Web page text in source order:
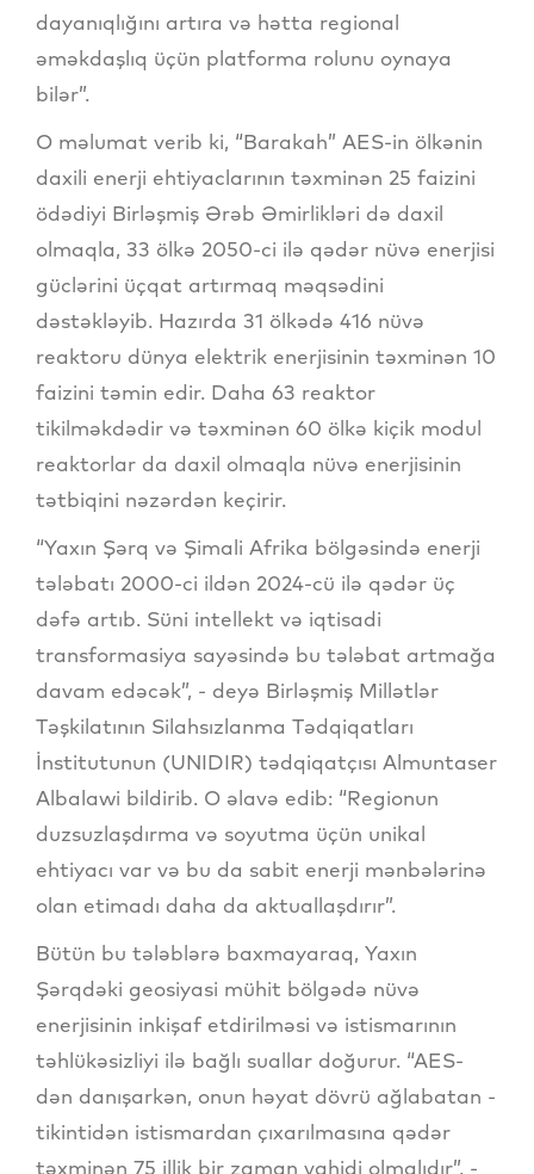
dayanıqlığını artıra və hətta regional
əməkdaşlıq üçün platforma rolunu oynaya
bilər”.
O məlumat verib ki, “Barakah” AES-in ölkənin
daxili enerji ehtiyaclarının təxminən 25 faizini
ödədiyi Birləşmiş Ərəb Əmirlikləri də daxil
olmaqla, 33 ölkə 2050-ci ilə qədər nüvə enerjisi
güclərini üçqat artırmaq məqsədini
dəstəkləyib. Hazırda 31 ölkədə 416 nüvə
reaktoru dünya elektrik enerjisinin təxminən 10
faizini təmin edir. Daha 63 reaktor
tikilməkdədir və təxminən 60 ölkə kiçik modul
reaktorlar da daxil olmaqla nüvə enerjisinin
tətbiqini nəzərdən keçirir.
“Yaxın Şərq və Şimali Afrika bölgəsində enerji
tələbatı 2000-ci ildən 2024-cü ilə qədər üç
dəfə artıb. Süni intellekt və iqtisadi
transformasiya sayəsində bu tələbat artmağa
davam edəcək”, - deyə Birləşmiş Millətlər
Təşkilatının Silahsızlanma Tədqiqatları
İnstitutunun (UNIDIR) tədqiqatçısı Almuntaser
Albalawi bildirib. O əlavə edib: “Regionun
duzsuzlaşdırma və soyutma üçün unikal
ehtiyacı var və bu da sabit enerji mənbələrinə
olan etimadı daha da aktuallaşdırır”.
Bütün bu tələblərə baxmayaraq, Yaxın
Şərqdəki geosiyasi mühit bölgədə nüvə
enerjisinin inkişaf etdirilməsi və istismarının
təhlükəsizliyi ilə bağlı suallar doğurur. “AES-
dən danışarkən, onun həyat dövrü ağlabatan -
tikintidən istismardan çıxarılmasına qədər
təxminən 75 illik bir zaman vahidi olmalıdır”, -